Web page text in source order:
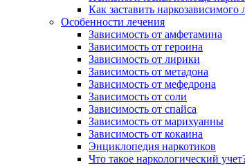
Как заставить наркозависимого
Особенности лечения
Зависимость от амфетамина
Зависимость от героина
Зависимость от лирики
Зависимость от метадона
Зависимость от мефедрона
Зависимость от соли
Зависимость от спайса
Зависимость от марихуанны
Зависимость от кокаина
Энциклопедия наркотиков
Что такое наркологический